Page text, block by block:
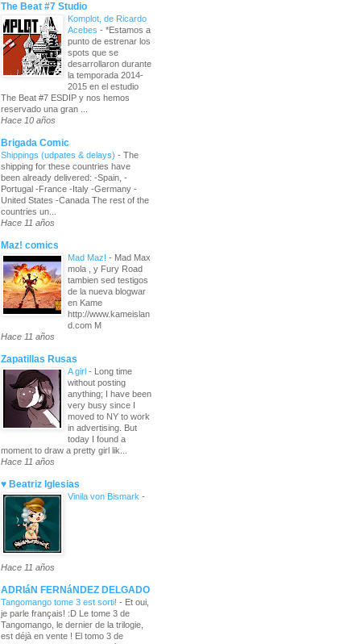
The Beat #7 Studio
Komplot, de Ricardo
Acebes - *Estamos a
punto de estrenar los
spots que se
desarrollaron durante
la temporada 2014-
2015 en el estudio
The Beat #7 ESDIP y nos hemos
reservado una gran ...
Hace 10 años
Brigada Comic
Shippings (udpates & delays) - The
shipping for these countries have
been already delivered: -Spain, -
Portugal -France -Italy -Germany -
United States -Canada The rest of the
countries un...
Hace 11 años
Maz! comics
Mad Maz! - Mad Max
mola , y Fury Road
tambien sed testigos
de la nueva blogwar
en Kame
http://www.kameislan
d.com M
Hace 11 años
Zapatillas Rusas
A girl -
Long time
without posting
anything; I have been
very busy since I
moved to NY to work
in advertising. But
today I found a
moment to draw a pretty girl lik...
Hace 11 años
♥ Beatriz Iglesias
Vinila von Bismark -
Hace 11 años
ADRIáN FERNáNDEZ DELGADO
Tangomango tome 3 est sorti! - Et oui,
je parle français! :D Le tome 3 de
Tangomango, le dernier de la trilogie,
est déjà en vente ! El tomo 3 de